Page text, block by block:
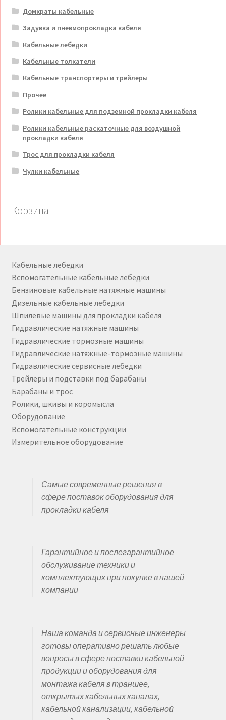
Домкраты кабельные
Задувка и пневмопрокладка кабеля
Кабельные лебедки
Кабельные толкатели
Кабельные транспортеры и трейлеры
Прочее
Ролики кабельные для подземной прокладки кабеля
Ролики кабельные раскаточные для воздушной
прокладки кабеля
Трос для прокладки кабеля
Чулки кабельные
Корзина
Кабельные лебедки
Вспомогательные кабельные лебедки
Бензиновые кабельные натяжные машины
Дизельные кабельные лебедки
Шпилевые машины для прокладки кабеля
Гидравлические натяжные машины
Гидравлические тормозные машины
Гидравлические натяжные-тормозные машины
Гидравлические сервисные лебедки
Трейлеры и подставки под барабаны
Барабаны и трос
Ролики, шкивы и коромысла
Оборудование
Вспомогательные конструкции
Измерительное оборудование
Самые современные решения в
сфере поставок оборудования для
прокладки кабеля
Гарантийное и послегарантийное
обслуживание техники и
комплектующих при покупке в нашей
компании
Наша команда и сервисные инженеры
готовы оперативно решать любые
вопросы в сфере поставки кабельной
продукции и оборудования для
монтажа кабеля в траншее,
открытых кабельных каналах,
кабельной канализации, кабельной